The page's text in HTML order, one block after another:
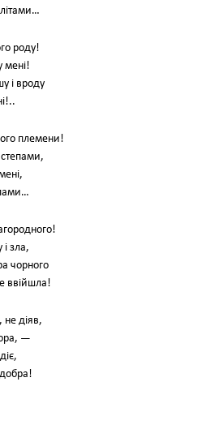
роду!
мені!
і вроду
племени!
степами,
зла,
чорного
ввійшла!
не діяв,
—